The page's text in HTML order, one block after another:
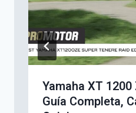
Yamaha XT
Guía Completa,